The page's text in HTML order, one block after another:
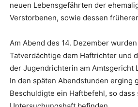
neuen Lebensgefährten der
Verstorbenen, sowie dessen
Am Abend des 14. Dezember
Tatverdächtige dem Haftrichter und
der Jugendrichterin am Amtsgericht
In den späten Abendstunden erging
Beschuldigte ein Haftbefehl, so dass